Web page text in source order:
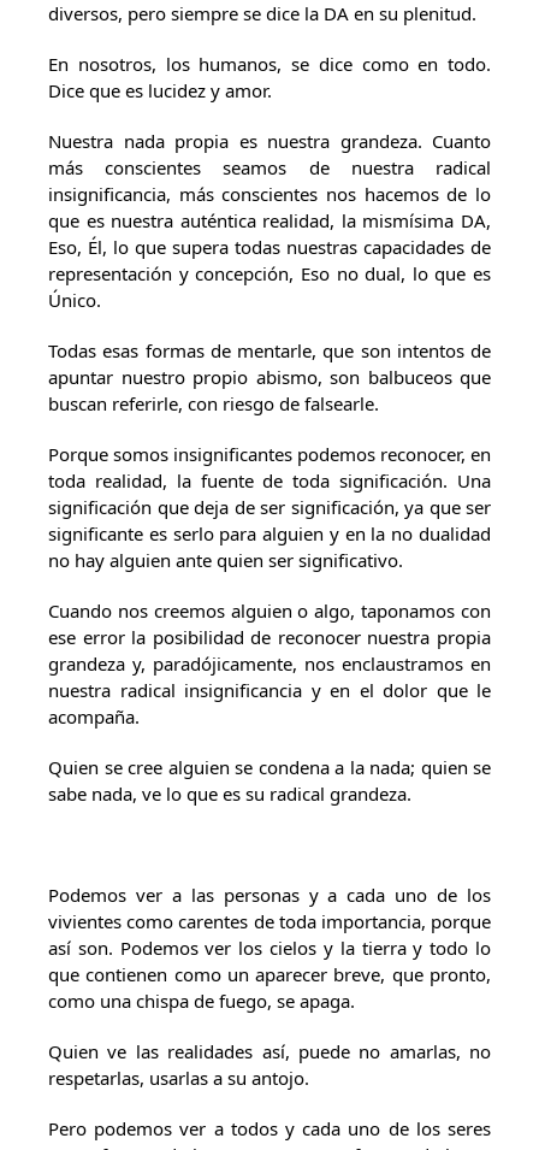
diversos, pero siempre se dice la DA en su plenitud.
En nosotros, los humanos, se dice como en todo.
Dice que es lucidez y amor.
Nuestra nada propia es nuestra grandeza. Cuanto
más conscientes seamos de nuestra radical
insignificancia, más conscientes nos hacemos de lo
que es nuestra auténtica realidad, la mismísima DA,
Eso, Él, lo que supera todas nuestras capacidades de
representación y concepción, Eso no dual, lo que es
Único.
Todas esas formas de mentarle, que son intentos de
apuntar nuestro propio abismo, son balbuceos que
buscan referirle, con riesgo de falsearle.
Porque somos insignificantes podemos reconocer, en
toda realidad, la fuente de toda significación. Una
significación que deja de ser significación, ya que ser
significante es serlo para alguien y en la no dualidad
no hay alguien ante quien ser significativo.
Cuando nos creemos alguien o algo, taponamos con
ese error la posibilidad de reconocer nuestra propia
grandeza y, paradójicamente, nos enclaustramos en
nuestra radical insignificancia y en el dolor que le
acompaña.
Quien se cree alguien se condena a la nada; quien se
sabe nada, ve lo que es su radical grandeza.
Podemos ver a las personas y a cada uno de los
vivientes como carentes de toda importancia, porque
así son. Podemos ver los cielos y la tierra y todo lo
que contienen como un aparecer breve, que pronto,
como una chispa de fuego, se apaga.
Quien ve las realidades así, puede no amarlas, no
respetarlas, usarlas a su antojo.
Pero podemos ver a todos y cada uno de los seres